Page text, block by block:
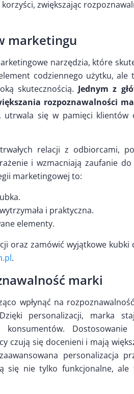
zwiększając
marketingu
narzędzia, które
codziennego użytku, ale
skutecznością. Jednym z
rozpoznawalności
utrwala się w pamięci
relacji z odbiorcami,
i wzmacniają zaufanie
marketingowej to:
i praktyczna.
elementy.
oraz zamówić wyjątkowe kubki
.
marki
wpłynąć na
personalizacji, marka
czują się docenieni i mają
personalizacja
się nie tylko funkcjonalne, ale